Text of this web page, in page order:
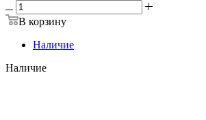
В корзину
Наличие
Наличие